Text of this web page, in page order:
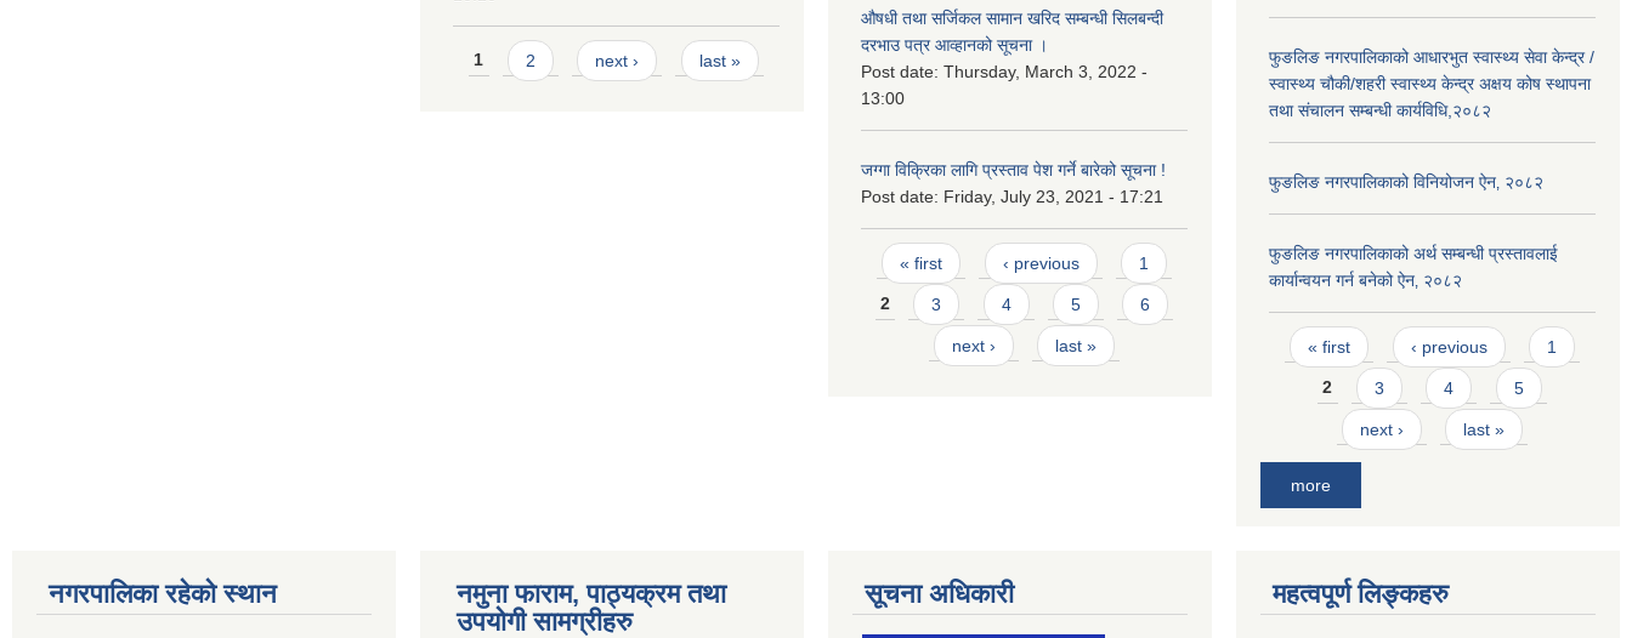
Pages
1 2 next › last »
औषधी तथा सर्जिकल सामान खरिद सम्बन्धी सिलबन्दी
दरभाउ पत्र आव्हानको सूचना ।
Post date: Thursday, March 3, 2022 -
13:00
जग्गा विक्रिका लागि प्रस्ताव पेश गर्ने बारेको सूचना !
Post date: Friday, July 23, 2021 - 17:21
Pages
« first ‹ previous 1
2 3 4 5 6
next › last »
फुङलिङ नगरपालिकाको आधारभुत स्वास्थ्य सेवा केन्द्र /
स्वास्थ्य चौकी/शहरी स्वास्थ्य केन्द्र अक्षय कोष स्थापना
तथा संचालन सम्बन्धी कार्यविधि,२०८२
फुङलिङ नगरपालिकाको विनियोजन ऐन‚ २०८२
फुङलिङ नगरपालिकाको अर्थ सम्बन्धी प्रस्तावलाई
कार्यान्वयन गर्न बनेको ऐन‚ २०८२
Pages
« first ‹ previous 1
2 3 4 5
next › last »
more
नगरपालिका रहेको स्थान
नमुना फाराम, पाठ्यक्रम तथा
उपयोगी सामग्रीहरु
सूचना अधिकारी महत्वपूर्ण लिङ्कहरु